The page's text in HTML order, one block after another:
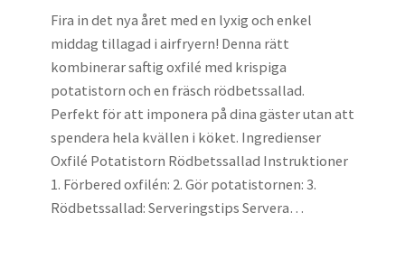
Fira in det nya året med en lyxig och enkel
middag tillagad i airfryern! Denna rätt
kombinerar saftig oxfilé med krispiga
potatistorn och en fräsch rödbetssallad.
Perfekt för att imponera på dina gäster utan att
spendera hela kvällen i köket. Ingredienser
Oxfilé Potatistorn Rödbetssallad Instruktioner
1. Förbered oxfilén: 2. Gör potatistornen: 3.
Rödbetssallad: Serveringstips Servera…